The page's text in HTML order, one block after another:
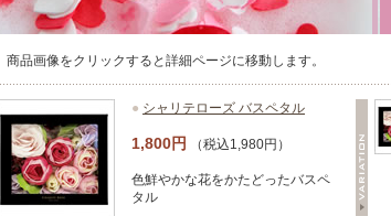
商品画像をクリックすると詳細ページに移動します。
● シャリテローズ バスペタル
1,800円 （税込1,980円）
色鮮やかな花をかたどったバスペ
タル